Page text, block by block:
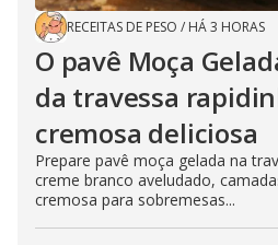
RECEITAS DE PESO / HÁ 3 HORAS
O pavê Moça
da travessa
cremosa deliciosa
Prepare pavê moça gelada na
creme branco aveludado,
cremosa para sobremesas...